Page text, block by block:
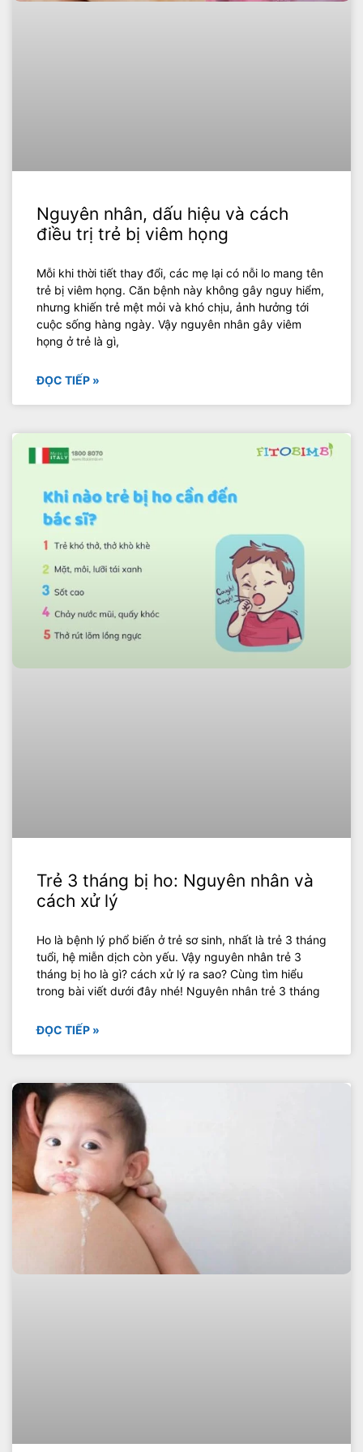
Nguyên nhân, dấu hiệu và cách
điều trị trẻ bị viêm họng
Mỗi khi thời tiết thay đổi, các mẹ lại có nỗi lo mang tên
trẻ bị viêm họng. Căn bệnh này không gây nguy hiểm,
nhưng khiến trẻ mệt mỏi và khó chịu, ảnh hưởng tới
cuộc sống hàng ngày. Vậy nguyên nhân gây viêm
họng ở trẻ là gì,
ĐỌC TIẾP »
Trẻ 3 tháng bị ho: Nguyên nhân và
cách xử lý
Ho là bệnh lý phổ biến ở trẻ sơ sinh, nhất là trẻ 3 tháng
tuổi, hệ miễn dịch còn yếu. Vậy nguyên nhân trẻ 3
tháng bị ho là gì? cách xử lý ra sao? Cùng tìm hiểu
trong bài viết dưới đây nhé! Nguyên nhân trẻ 3 tháng
ĐỌC TIẾP »